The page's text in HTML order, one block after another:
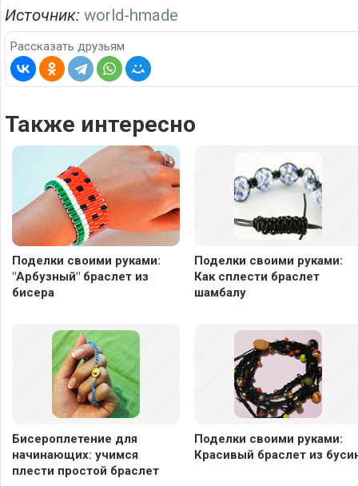
Источник: world-hmade
Рассказать друзьям
Также интересно
Поделки своими руками:
"Арбузный" браслет из
бисера
Поделки своими руками:
Как сплести браслет
шамбалу
Бисероплетение для
начинающих: учимся
плести простой браслет
Поделки своими руками:
Красивый браслет из